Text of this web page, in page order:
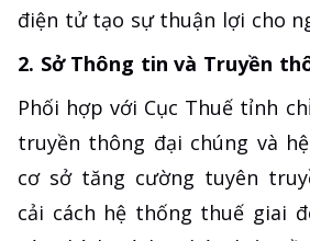
điện tử tạo sự thuận lợi cho
2. Sở Thông tin và Truyền
Phối hợp với Cục Thuế tỉnh
truyền thông đại chúng và
cơ sở tăng cường tuyên
cải cách hệ thống thuế giai